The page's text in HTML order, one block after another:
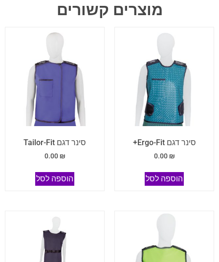
מוצרים קשורים
סינר דגם Ergo-Fit+
0.00₪
הוספה לסל
סינר דגם Tailor-Fit
0.00₪
הוספה לסל